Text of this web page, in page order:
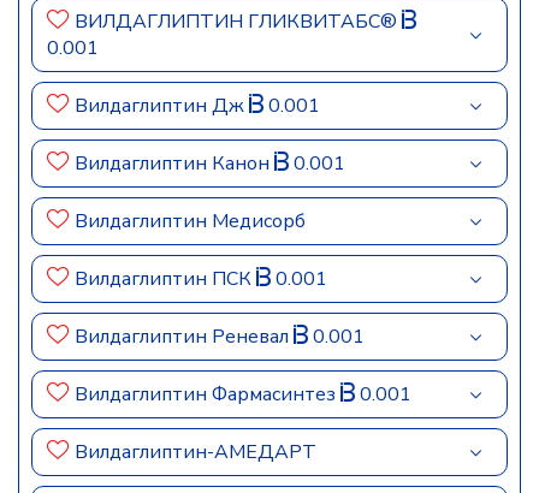
ВИЛДАГЛИПТИН ГЛИКВИТАБС®
0.001
Вилдаглиптин Дж 0.001
Вилдаглиптин Канон 0.001
Вилдаглиптин Медисорб
Вилдаглиптин ПСК 0.001
Вилдаглиптин Реневал 0.001
Вилдаглиптин Фармасинтез 0.001
Вилдаглиптин-АМЕДАРТ